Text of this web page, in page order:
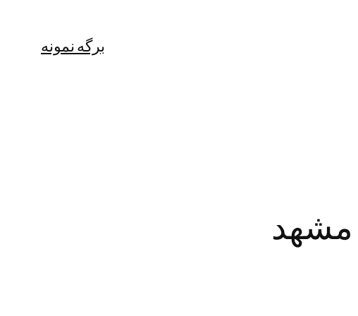
برگه نمونه
مشهد